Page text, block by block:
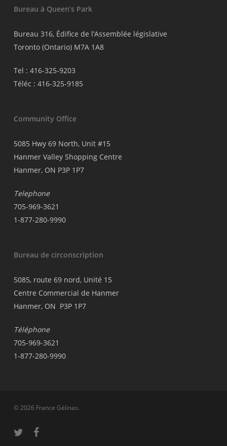
Bureau à Queen’s Park
Bureau 316, Édifice de l’Assemblée législative
Toronto (Ontario) M7A 1A8
Tel : 416-325-9203
Téléc : 416-325-9185
Community Office
5085 Hwy 69 North, Unit #15
Hanmer Valley Shopping Centre
Hanmer, ON P3P 1P7
Telephone
705-969-3621
1-877-280-9990
Bureau de circonscription
5085, route 69 nord, Unité 15
Centre Commercial de Hanmer
Hanmer, ON P3P 1P7
Téléphone
705-969-3621
1-877-280-9990
© 2026 France Gélinas.
twitter facebook